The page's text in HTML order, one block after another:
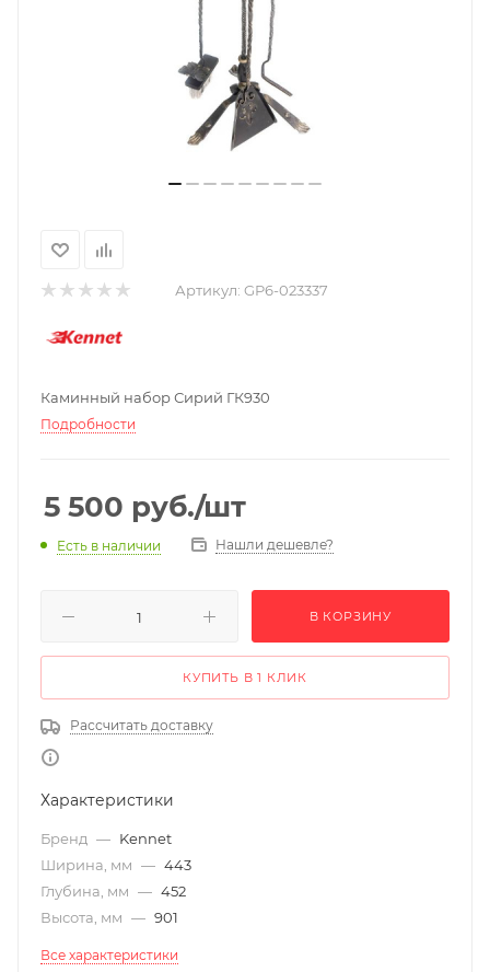
Артикул: GP6-023337
Каминный набор Сирий ГК930
Подробности
5 500 руб./шт
Есть в наличии Нашли дешевле?
В КОРЗИНУ
КУПИТЬ В 1 КЛИК
Рассчитать доставку
Характеристики
Бренд — Kennet
Ширина, мм — 443
Глубина, мм — 452
Высота, мм — 901
Все характеристики